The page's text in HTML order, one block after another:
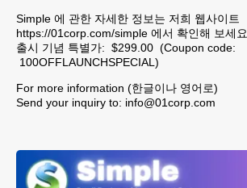
Simple 에 관한 자세한 정보는 저희 웹사이트
https://01corp.com/simple 에서 확인해 보세요.
출시 기념 특별가: $299.00 (Coupon code:
100OFFLAUNCHSPECIAL)
For more information (한글이나 영어로)
Send your inquiry to: info@01corp.com